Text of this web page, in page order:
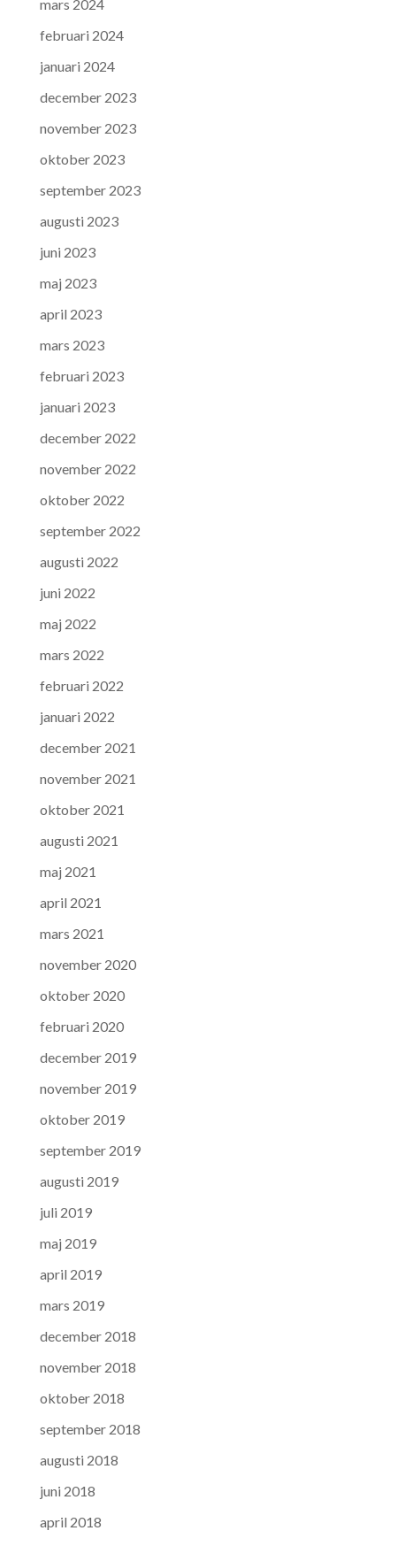
mars 2024
februari 2024
januari 2024
december 2023
november 2023
oktober 2023
september 2023
augusti 2023
juni 2023
maj 2023
april 2023
mars 2023
februari 2023
januari 2023
december 2022
november 2022
oktober 2022
september 2022
augusti 2022
juni 2022
maj 2022
mars 2022
februari 2022
januari 2022
december 2021
november 2021
oktober 2021
augusti 2021
maj 2021
april 2021
mars 2021
november 2020
oktober 2020
februari 2020
december 2019
november 2019
oktober 2019
september 2019
augusti 2019
juli 2019
maj 2019
april 2019
mars 2019
december 2018
november 2018
oktober 2018
september 2018
augusti 2018
juni 2018
april 2018